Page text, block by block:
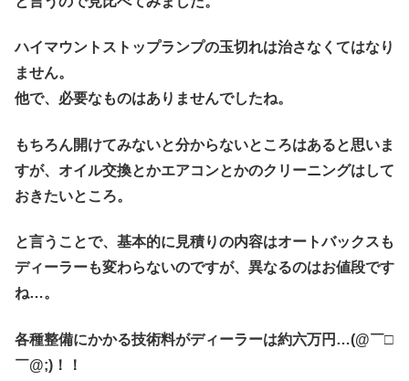
ハイマウントストップランプの玉切れは治さなくてはなり
ません。
他で、必要なものはありませんでしたね。
もちろん開けてみないと分からないところはあると思いま
すが、オイル交換とかエアコンとかのクリーニングはして
おきたいところ。
と言うことで、基本的に見積りの内容はオートバックスも
ディーラーも変わらないのですが、異なるのはお値段です
ね…。
各種整備にかかる技術料がディーラーは約六万円…(@￣□
￣@;)！！